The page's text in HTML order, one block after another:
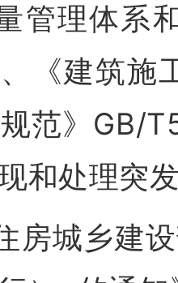
管理体系
《建筑施
范》GB/
和处理突
房城乡建